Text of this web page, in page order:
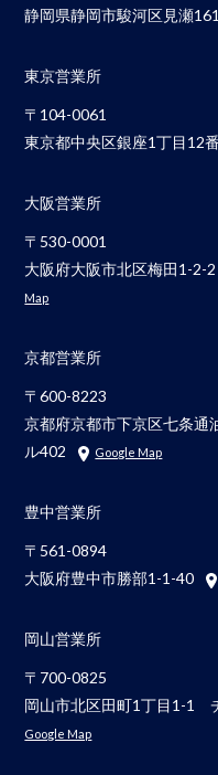
静岡県静岡市駿河区見瀬
東京営業所
〒104-0061
東京都中央区銀座1丁目12
大阪営業所
〒530-0001
大阪府大阪市北区梅田1-2-
Map
京都営業所
〒600-8223
京都府京都市下京区七条通
ル402
Google Map
豊中営業所
〒561-0894
大阪府豊中市勝部1-1-40
岡山営業所
〒700-0825
岡山市北区田町1丁目1-1
Google Map